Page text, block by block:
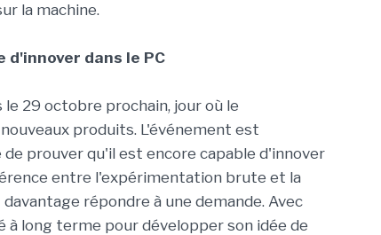
la machine.
d'innover dans le PC
29 octobre prochain, jour où le
produits. L'événement est
prouver qu'il est encore capable d'innover
entre l'expérimentation brute et la
répondre à une demande. Avec
long terme pour développer son idée de